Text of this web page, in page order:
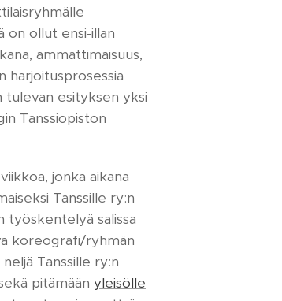
on ollut ensi-illan
ammattimaisuus,
harjoitusprosessia
tulevan esityksen yksi
Tanssiopiston
jonka aikana
Tanssille ry:n
työskentelyä salissa
koreografi/ryhmän
Tanssille ry:n
pitämään yleisölle